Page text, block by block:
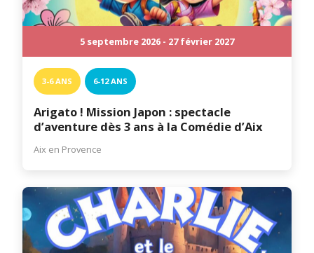
5 septembre 2026 - 27 février 2027
3-6 ANS 6-12 ANS
Arigato ! Mission Japon : spectacle
d’aventure dès 3 ans à la Comédie d’Aix
Aix en Provence